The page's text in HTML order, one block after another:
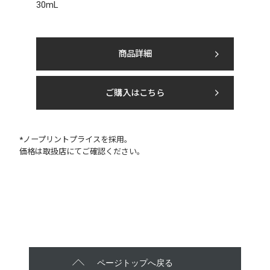
30mL
商品詳細
ご購入はこちら
*ノープリントプライスを採用。
価格は取扱店にてご確認ください。
ページトップへ戻る